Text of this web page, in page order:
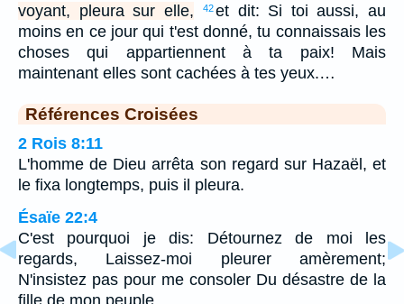
voyant, pleura sur elle,
42et dit: Si toi aussi, au
moins en ce jour qui t'est donné, tu connaissais les
choses qui appartiennent à ta paix! Mais
maintenant elles sont cachées à tes yeux.…
Références Croisées
2 Rois 8:11
L'homme de Dieu arrêta son regard sur Hazaël, et
le fixa longtemps, puis il pleura.
Ésaïe 22:4
C'est pourquoi je dis: Détournez de moi les
regards, Laissez-moi pleurer amèrement;
N'insistez pas pour me consoler Du désastre de la
fille de mon peuple.